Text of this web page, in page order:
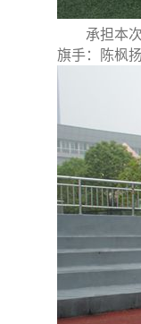
承担本次
旗手：陈枫